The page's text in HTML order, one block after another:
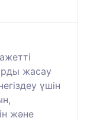
жасау
үшін
және